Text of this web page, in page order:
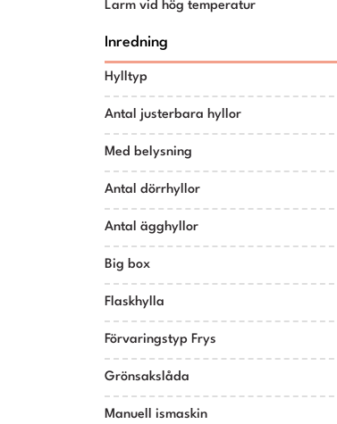
Larm vid hög temperatur
Inredning
Hylltyp
Antal justerbara hyllor
Med belysning
Antal dörrhyllor
Antal ägghyllor
Big box
Flaskhylla
Förvaringstyp Frys
Grönsakslåda
Manuell ismaskin